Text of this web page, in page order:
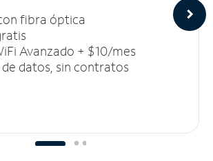
fibra óptica
Avanzado + $10/mes
datos, sin contratos